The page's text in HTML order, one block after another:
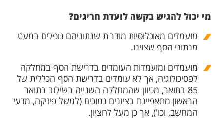
מי יכול להגיש בקשה לועדת חריגים?
מועמדים מאוכלוסיות מודרות שנתוניהם נופלים במעט
מנתוני הסף שצוינו.
מועמדים ומועמדות העומדים בדרישת הסף במחלקה
לפסיכולוגיה, אך לא עומדים בדרישת הסף הכללית של
85 בתואר, מכיוון שהמחלקה השנייה בשילוב בתואר
הראשון מתאפיינת בציונים נמוכים (למשל פיזיקה, מדעי
המחשב, וכו'), אך כן מעל לחציון.